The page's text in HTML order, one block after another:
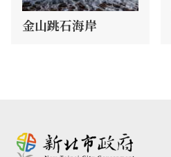
金山跳石海岸